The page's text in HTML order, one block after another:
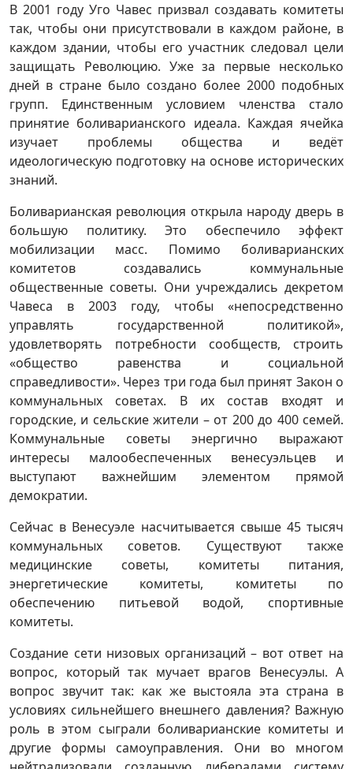
В 2001 году Уго Чавес призвал создавать комитеты
так, чтобы они присутствовали в каждом районе, в
каждом здании, чтобы его участник следовал цели
защищать Революцию. Уже за первые несколько
дней в стране было создано более 2000 подобных
групп. Единственным условием членства стало
принятие боливарианского идеала. Каждая ячейка
изучает проблемы общества и ведёт
идеологическую подготовку на основе исторических
знаний.
Боливарианская революция открыла народу дверь в
большую политику. Это обеспечило эффект
мобилизации масс. Помимо боливарианских
комитетов создавались коммунальные
общественные советы. Они учреждались декретом
Чавеса в 2003 году, чтобы «непосредственно
управлять государственной политикой»,
удовлетворять потребности сообществ, строить
«общество равенства и социальной
справедливости». Через три года был принят Закон о
коммунальных советах. В их состав входят и
городские, и сельские жители – от 200 до 400 семей.
Коммунальные советы энергично выражают
интересы малообеспеченных венесуэльцев и
выступают важнейшим элементом прямой
демократии.
Сейчас в Венесуэле насчитывается свыше 45 тысяч
коммунальных советов. Существуют также
медицинские советы, комитеты питания,
энергетические комитеты, комитеты по
обеспечению питьевой водой, спортивные
комитеты.
Создание сети низовых организаций – вот ответ на
вопрос, который так мучает врагов Венесуэлы. А
вопрос звучит так: как же выстояла эта страна в
условиях сильнейшего внешнего давления? Важную
роль в этом сыграли боливарианские комитеты и
другие формы самоуправления. Они во многом